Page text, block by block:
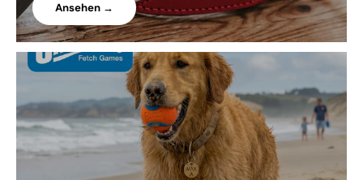
Ansehen →